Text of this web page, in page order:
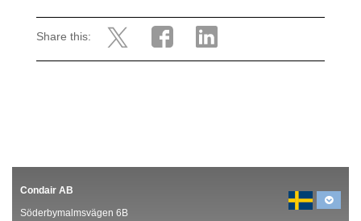
Share this:
Condair AB
Söderbymalmsvägen 6B